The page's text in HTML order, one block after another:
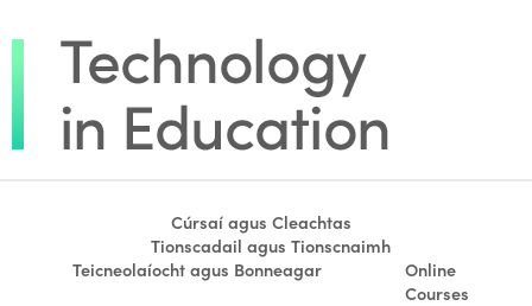
Cúrsaí agus Cleachtas
Tionscadail agus Tionscnaimh
Teicneolaíocht agus Bonneagar
Online
Courses